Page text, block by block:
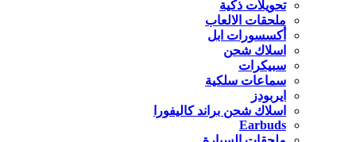
تحويلات ذكية
ملحقات الالعاب
أكسسورات ابل
اسلاك شحن
سبيكرات
سماعات سلكية
ايربودز
اسلاك شحن براند كاليفورا
Earbuds